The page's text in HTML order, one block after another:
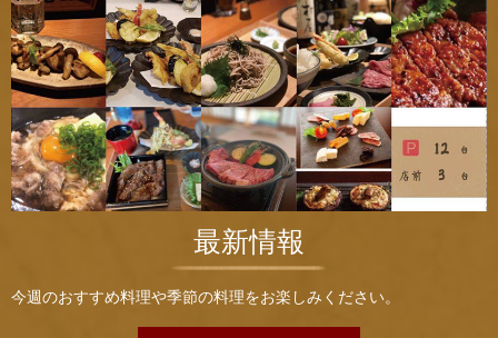
最新情報
今週のおすすめ料理や季節の料理をお楽しみください。